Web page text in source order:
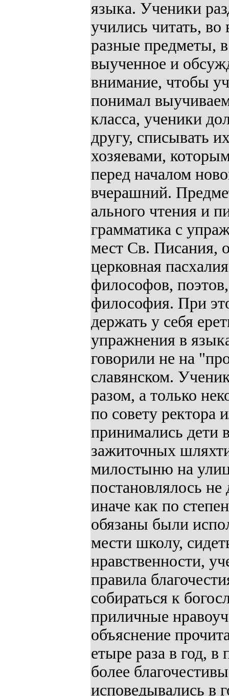
языка. Ученики
учились читать, во
разные предметы,
выученное и
внимание, чтобы
понимал
класса, ученики
другу, списывать
хозяевами,
перед началом
вчерашний.
ального чтения и
грамматика с
мест Св. Писания,
церковная
философов,
философия. При
держать у себя
упражнения в
говорили не на
славянском.
разом, а только
по совету
принимались дети
зажиточных
милостыню на
постановлялось
иначе как по
обязаны были
мести школу,
нравственности,
правила
собираться к
приличные
объяснение
етыре раза в год,
более
исповедывались в